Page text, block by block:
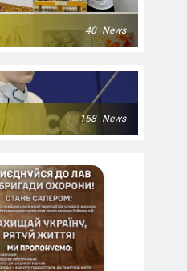
40 News
158 News